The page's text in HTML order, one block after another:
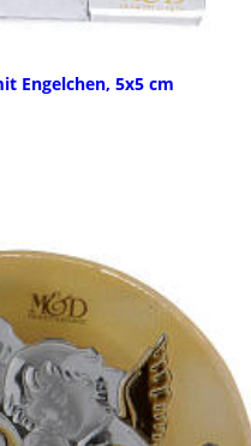
Engelchen, 5x5 cm